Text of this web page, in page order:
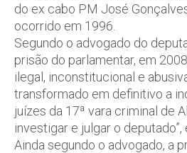
do ex cabo PM José
ocorrido em 1996.
Segundo o advogado do
prisão do parlamentar, em
ilegal, inconstitucional e
transformado em definitivo a
juízes da 17ª vara criminal de
investigar e julgar o deputado”,
Ainda segundo o advogado, a